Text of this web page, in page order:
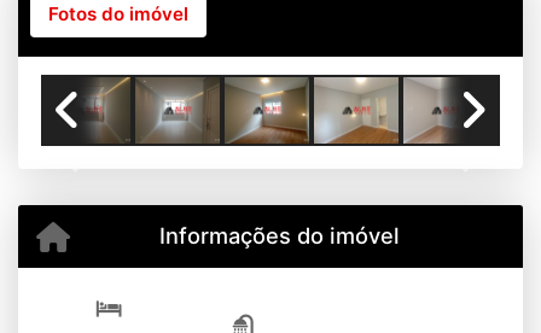
Fotos do imóvel
Informações do imóvel